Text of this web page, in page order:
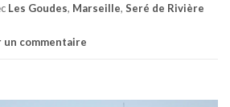
Les Goudes, Marseille, Seré de Rivière
un commentaire